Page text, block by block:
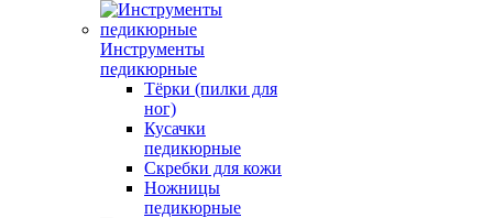
Инструменты
педикюрные
Тёрки (пилки для
ног)
Кусачки
педикюрные
Скребки для кожи
Ножницы
педикюрные